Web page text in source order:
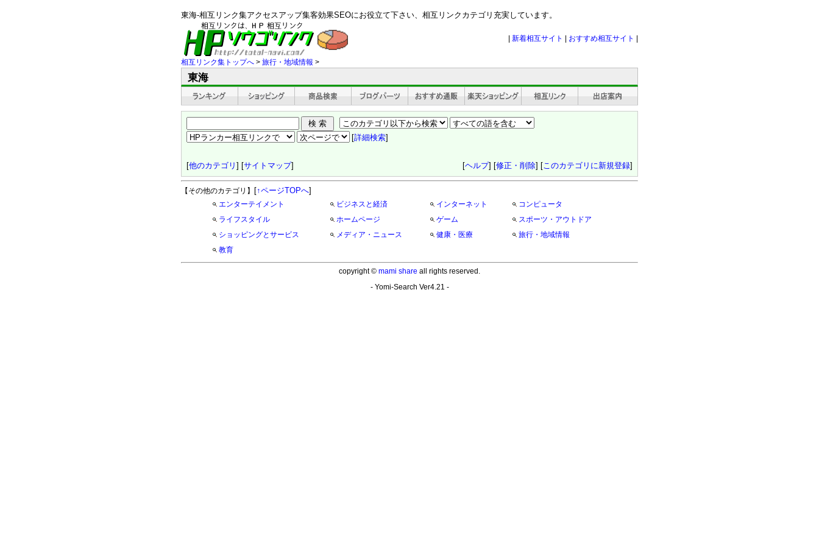
東海-相互リンク集アクセスアップ集客効果SEOにお役立て下さい、相互リンクカテゴリ充実しています。
新着相互サイト おすすめ相互サイト
相互リンク集トップへ > 旅行・地域情報 >
東海
[詳細検索]
[他のカテゴリ ] [サイトマップ] [ヘルプ] [修正・削除] [このカテゴリに新規登録]
【その他のカテゴリ】 [↑ページTOPへ]
エンターテイメント ビジネスと経済 インターネット
コンピュータ
ライフスタイル
ホームページ ゲーム
スポーツ・アウトドア
ショッピングとサービス
メディア・ニュース 健康・医療
旅行・地域情報
教育
copyright © mami share all rights reserved.
- Yomi-Search Ver4.21 -